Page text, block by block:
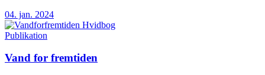
04. jan. 2024
Publikation
Vand for fremtiden